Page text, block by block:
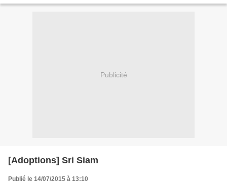
Publicité
[Adoptions] Sri Siam
Publié le 14/07/2015 à 13:10